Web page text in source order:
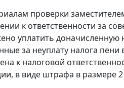
проверки
к ответственности за
уплатить доначисленную
за неуплату налога
к налоговой
в виде штрафа в размере 2